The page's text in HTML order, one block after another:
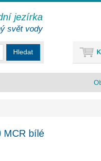
MCR bílé
Hledat
jezírka
svět vody